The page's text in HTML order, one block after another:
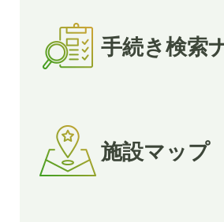
手続き検索
施設マップ